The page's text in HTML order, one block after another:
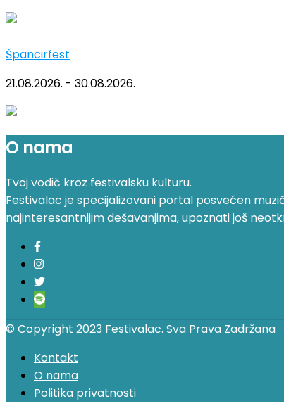
Špancirfest
21.08.2026. - 30.08.2026.
O nama
Tvoj vodič kroz festivalsku kulturu.
Festivalac je specijalizovani portal posvećen
najinteresantnijim dešavanjima, upoznati još
© Copyright 2023 Festivalac. Sva Prava Zadržana
Kontakt
O nama
Politika privatnosti